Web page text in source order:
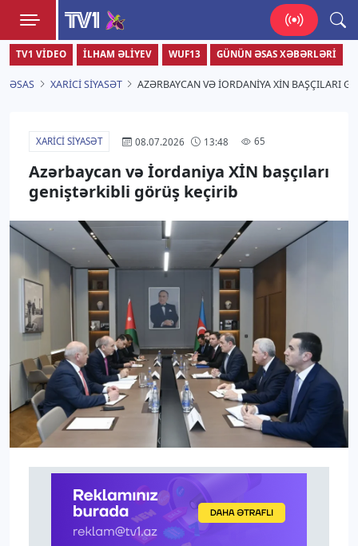
TV1
Zamanı bizimlə yaşa!
TV1 VIDEO İLHAM ƏLIYEV WUF13 GÜNÜN ƏSAS XƏBƏRLƏRI
ƏSAS XARICI SIYASƏT AZƏRBAYCAN VƏ İORDANIYA XİN BAŞÇILARI
XARICI SIYASƏT 08.07.2026 13:48 65
Azərbaycan və İordaniya XİN başçıları
geniştərkibli görüş keçirib